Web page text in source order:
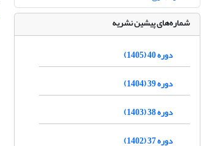
شماره‌های پیشین نشریه
دوره 40 (1405)
دوره 39 (1404)
دوره 38 (1403)
دوره 37 (1402)